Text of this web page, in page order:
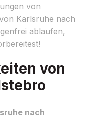
von
Karlsruhe nach
ablaufen,
von
nach